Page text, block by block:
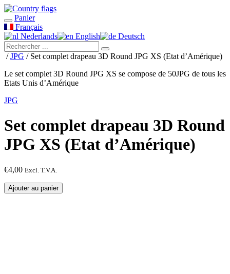
Panier
Français
Nederlands
English Deutsch
/JPG / Set complet drapeau 3D Round JPG XS (Etat d’Amérique)
Le set complet 3D Round JPG XS se compose de 50JPG de tous les
Etats Unis d’Amérique
JPG
Set complet drapeau 3D Round
JPG XS (Etat d’Amérique)
€4,00 Excl. T.V.A.
quantité
de
Ajouter au panier